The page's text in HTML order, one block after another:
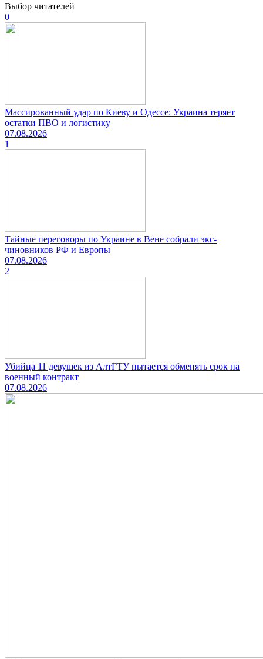
Выбор читателей
0
Массированный удар по Киеву и Одессе: Украина теряет
остатки ПВО и логистику
07.08.2026
1
Тайные переговоры по Украине в Вене собрали экс-
чиновников РФ и Европы
07.08.2026
2
Убийца 11 девушек из АлтГТУ пытается обменять срок на
военный контракт
07.08.2026